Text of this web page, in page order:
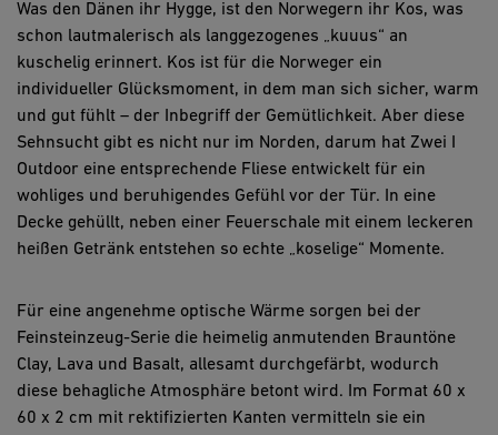
Was den Dänen ihr Hygge, ist den Norwegern ihr Kos, was
schon lautmalerisch als langgezogenes „kuuus“ an
kuschelig erinnert. Kos ist für die Norweger ein
individueller Glücksmoment, in dem man sich sicher, warm
und gut fühlt – der Inbegriff der Gemütlichkeit. Aber diese
Sehnsucht gibt es nicht nur im Norden, darum hat Zwei I
Outdoor eine entsprechende Fliese entwickelt für ein
wohliges und beruhigendes Gefühl vor der Tür. In eine
Decke gehüllt, neben einer Feuerschale mit einem leckeren
heißen Getränk entstehen so echte „koselige“ Momente.
Für eine angenehme optische Wärme sorgen bei der
Feinsteinzeug-Serie die heimelig anmutenden Brauntöne
Clay, Lava und Basalt, allesamt durchgefärbt, wodurch
diese behagliche Atmosphäre betont wird. Im Format 60 x
60 x 2 cm mit rektifizierten Kanten vermitteln sie ein